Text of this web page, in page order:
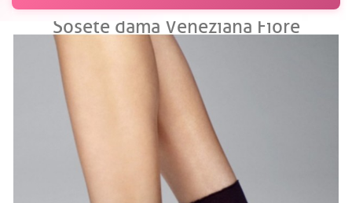
Sosete dama Veneziana Fiore